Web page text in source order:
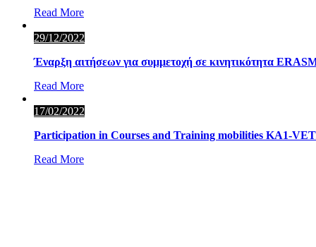
Read More
29/12/2022
Έναρξη αιτήσεων για συμμετοχή σε κινητικότητα
Read More
17/02/2022
Participation in Courses and Training mobilities KA1-
Read More